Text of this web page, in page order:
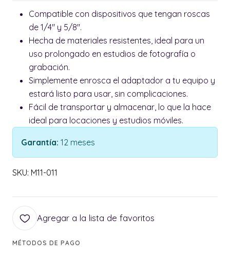
Compatible con dispositivos que tengan roscas
de 1/4" y 5/8".
Hecha de materiales resistentes, ideal para un
uso prolongado en estudios de fotografía o
grabación.
Simplemente enrosca el adaptador a tu equipo y
estará listo para usar, sin complicaciones.
Fácil de transportar y almacenar, lo que la hace
ideal para locaciones y estudios móviles.
Garantía: 12 meses
SKU: M11-011
Agregar a la lista de favoritos
MÉTODOS DE PAGO